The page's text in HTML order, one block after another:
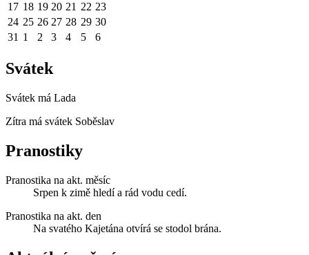
17 18 19 20 21 22 23
24 25 26 27 28 29 30
31 1 2 3 4 5 6
Svátek
Svátek má Lada
Zítra má svátek Soběslav
Pranostiky
Pranostika na akt. měsíc
Srpen k zimě hledí a rád vodu cedí.
Pranostika na akt. den
Na svatého Kajetána otvírá se stodol brána.